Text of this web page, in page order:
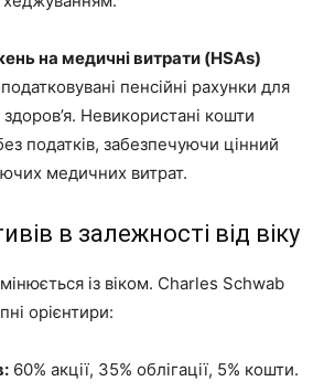
на медичні витрати (HSAs)
пенсійні рахунки для
Невикористані кошти
податків, забезпечуючи цінний
медичних витрат.
в залежності від віку
із віком. Charles Schwab
орієнтири:
60% акції, 35% облігації, 5% кошти.